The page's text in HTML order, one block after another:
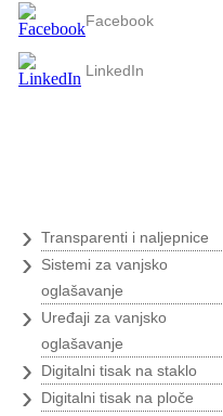
Facebook
LinkedIn
› Transparenti i naljepnice
›
Sistemi za vanjsko
oglašavanje
›
Uređaji za vanjsko
oglašavanje
› Digitalni tisak na staklo
› Digitalni tisak na ploče